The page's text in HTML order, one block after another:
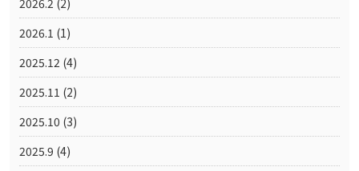
2026.1 (1)
2025.12 (4)
2025.11 (2)
2025.10 (3)
2025.9 (4)